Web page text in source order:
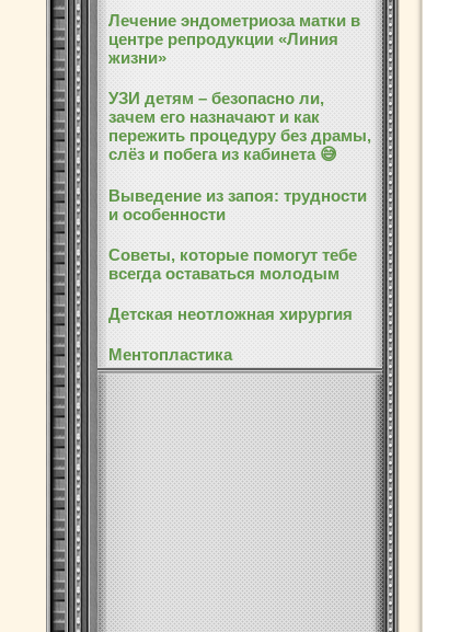
Лечение эндометриоза матки в
центре репродукции «Линия
жизни»
УЗИ детям – безопасно ли,
зачем его назначают и как
пережить процедуру без драмы,
слёз и побега из кабинета 😅
Выведение из запоя: трудности
и особенности
Советы, которые помогут тебе
всегда оставаться молодым
Детская неотложная хирургия
Ментопластика